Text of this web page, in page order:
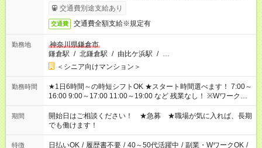
了次第のお支払いとなります。
交通費別途支給あり
交通費 交通費全額支給※規定有
勤務地
神奈川県鎌倉市
鎌倉駅 / 北鎌倉駅 / 由比ケ浜駅 / …
＜シニア向けマンション＞
勤務時間
★1日6時間～の時短シフトOK ★スタート時間選べます！ 7:00～
16:00 9:00～17:00 11:00～19:00 など 残業なし！ ※Wワークの
場合、他のお仕事と合わせ週40時間超の就業はご案内できませ
ん ※法令に基づき、週20時間以上勤務は社会保険への加入対象
となります ※労働者派遣法（日雇い派遣の原則禁止）により、
短時間・短期間の就業はご案内が難しい場合があります
期間
開始日はご相談ください！ ★急募 ★職場が気に入れば、長期
でも働けます！
特徴 日払いOK / 履歴書不要 / 40～50代活躍中 / 副業・WワークOK /